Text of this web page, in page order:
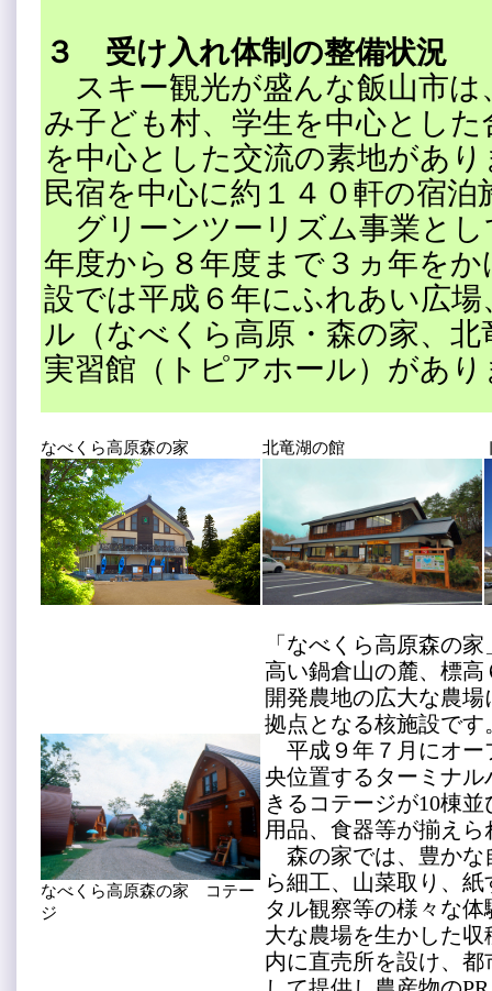
３ 受け入れ体制の整備状況
スキー観光が盛んな飯山市は
み子ども村、学生を中心とし
を中心とした交流の素地があ
民宿を中心に約１４０軒の宿
グリーンツーリズム事業とし
年度から８年度まで３ヵ年を
設では平成６年にふれあい広
ル（なべくら高原・森の家、
実習館（トピアホール）があり
なべくら高原森の家 北竜湖の館
なべくら高原森の家 コテー
ジ
「なべくら高原森の
高い鍋倉山の麓、標
開発農地の広大な農
拠点となる核施設です
平成９年７月にオー
央位置するターミナ
きるコテージが10棟
用品、食器等が揃え
森の家では、豊かな
ら細工、山菜取り、
タル観察等の様々な
大な農場を生かした
内に直売所を設け、